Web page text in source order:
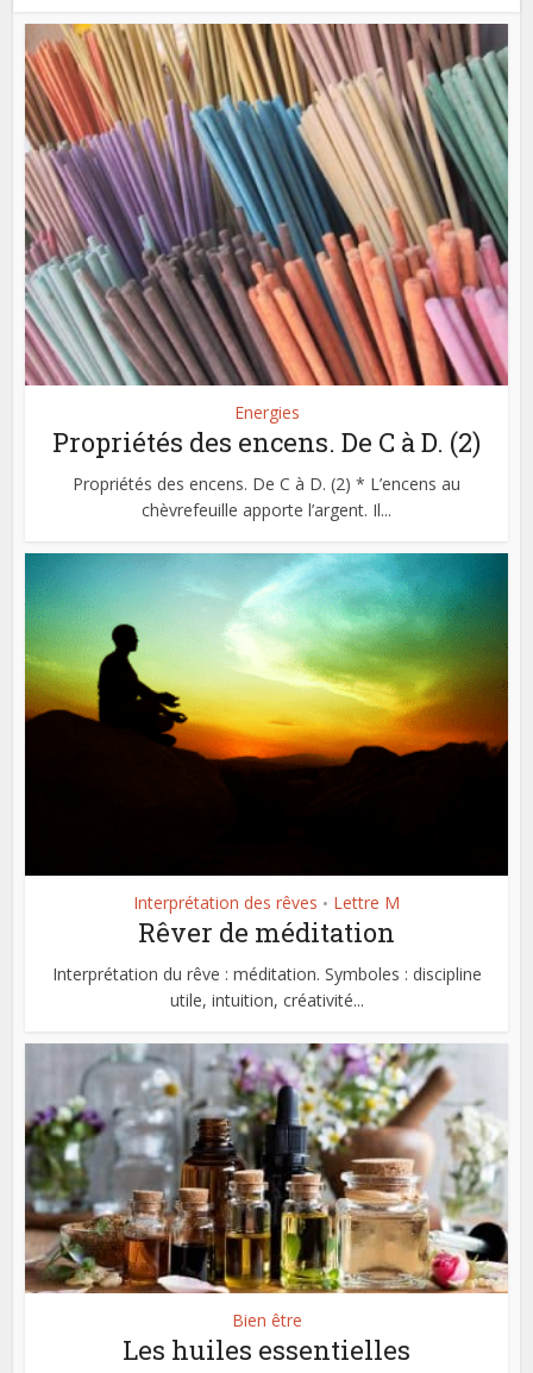
Energies
Propriétés des encens. De C à D. (2)
Propriétés des encens. De C à D. (2) * L’encens au
chèvrefeuille apporte l’argent. Il...
Interprétation des rêves • Lettre M
Rêver de méditation
Interprétation du rêve : méditation. Symboles : discipline
utile, intuition, créativité...
Bien être
Les huiles essentielles